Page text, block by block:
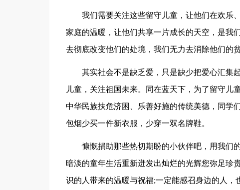
我们需要关注这些留守儿童，让他们在欢乐
家庭的温暖，让他们共享一片成长的天空，是我
去彻底改变他们的处境，我们无力去消除他们的
其实社会不是缺乏爱，只是缺少把爱心汇集
儿童，关注祖国未来。同在蓝天下，为了留守儿
中华民族扶危济困、乐善好施的传统美德，同学
包烟少买一件新衣服，少穿一双名牌鞋。
慷慨捐助那些热切期盼的小伙伴吧，用我们
暗淡的童年生活重新迸发出灿烂的光辉您弥足珍
识的人带来的温暖与祝福;一定能感召身边的人